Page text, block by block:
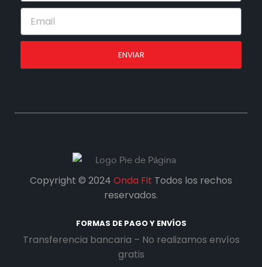
ENVIAR
Copyright © 2024 Onda Fit Todos los rechos
reservados.
FORMAS DE PAGO Y ENVÍOS
Transferencia bancaria – No realizamos envíos
gratis